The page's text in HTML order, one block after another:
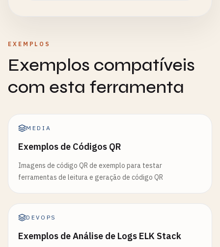
EXEMPLOS
Exemplos compatíveis
com esta ferramenta
MEDIA
Exemplos de Códigos QR
Imagens de código QR de exemplo para testar
ferramentas de leitura e geração de código QR
DEVOPS
Exemplos de Análise de Logs ELK Stack